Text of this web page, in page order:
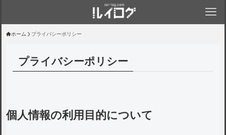
ホーム プライバシーポリシー
プライバシーポリシー
個人情報の利用目的について